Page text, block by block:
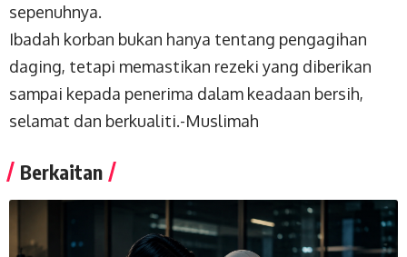
sepenuhnya.
Ibadah korban bukan hanya tentang pengagihan
daging, tetapi memastikan rezeki yang diberikan
sampai kepada penerima dalam keadaan bersih,
selamat dan berkualiti.-Muslimah
Berkaitan